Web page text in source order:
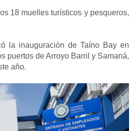
18 muelles turísticos y pesqueros,
la inauguración de Taíno Bay en
puertos de Arroyo Barril y Samaná,
año.